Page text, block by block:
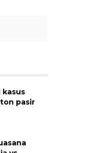
kasus
pasir